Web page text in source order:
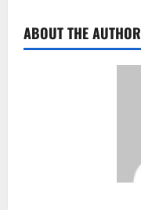
ABOUT THE AUTHOR